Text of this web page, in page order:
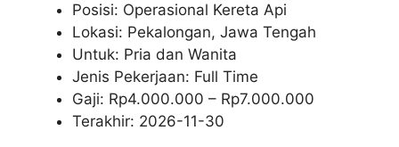
Posisi: Operasional Kereta Api
Lokasi: Pekalongan, Jawa Tengah
Untuk: Pria dan Wanita
Jenis Pekerjaan: Full Time
Gaji: Rp4.000.000 – Rp7.000.000
Terakhir: 2026-11-30